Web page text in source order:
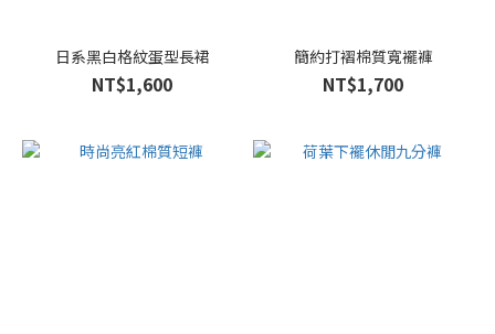
日系黑白格紋蛋型長裙
NT$1,600
簡約打褶棉質寬襬褲
NT$1,700